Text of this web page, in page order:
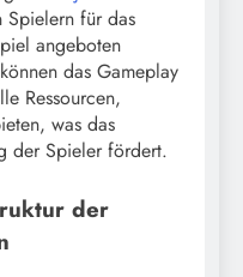
für das
angeboten
das Gameplay
Ressourcen,
was das
der Spieler fördert.
der